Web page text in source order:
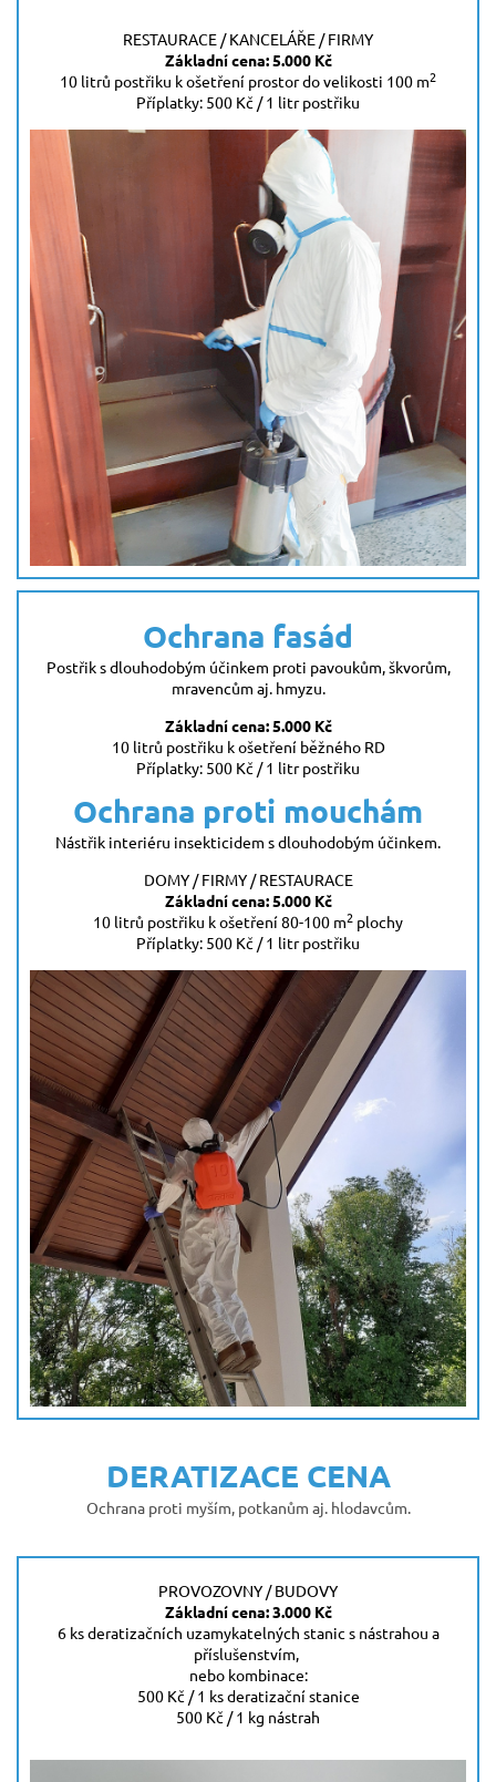
RESTAURACE / KANCELÁŘE / FIRMY
Základní cena: 5.000 Kč
10 litrů postřiku k ošetření prostor do velikosti 100 m2
Příplatky: 500 Kč / 1 litr postřiku
Ochrana fasád
Postřik s dlouhodobým účinkem proti pavoukům, škvorům,
mravencům aj. hmyzu.
Základní cena: 5.000 Kč
10 litrů postřiku k ošetření běžného RD
Příplatky: 500 Kč / 1 litr postřiku
Ochrana proti mouchám
Nástřik interiéru insekticidem s dlouhodobým účinkem.
DOMY / FIRMY / RESTAURACE
Základní cena: 5.000 Kč
10 litrů postřiku k ošetření 80-100 m2 plochy
Příplatky: 500 Kč / 1 litr postřiku
DERATIZACE CENA
Ochrana proti myším, potkanům aj. hlodavcům.
PROVOZOVNY / BUDOVY
Základní cena: 3.000 Kč
6 ks deratizačních uzamykatelných stanic s nástrahou a
příslušenstvím,
nebo kombinace:
500 Kč / 1 ks deratizační stanice
500 Kč / 1 kg nástrah